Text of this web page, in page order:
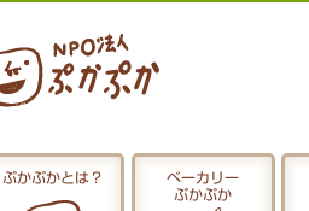
ぷかぷかとは？
ぷかぷかとは？
ベーカリー
ぷかぷか